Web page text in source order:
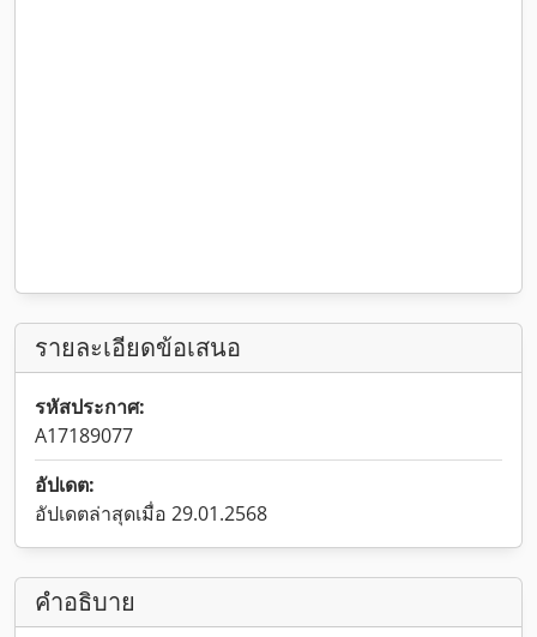
รายละเอียดข้อเสนอ
รหัสประกาศ:
A17189077
อัปเดต:
อัปเดตล่าสุดเมื่อ 29.01.2568
คำอธิบาย